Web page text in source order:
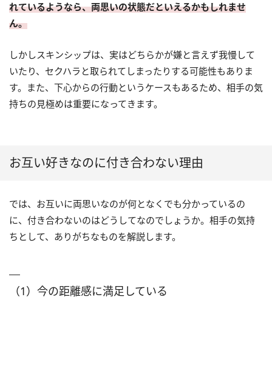
れているようなら、両思いの状態だといえるかもしれませ
ん。
しかしスキンシップは、実はどちらかが嫌と言えず我慢して
いたり、セクハラと取られてしまったりする可能性もありま
す。また、下心からの行動というケースもあるため、相手の気
持ちの見極めは重要になってきます。
お互い好きなのに付き合わない理由
では、お互いに両思いなのが何となくでも分かっているの
に、付き合わないのはどうしてなのでしょうか。相手の気持
ちとして、ありがちなものを解説します。
（1）今の距離感に満足している